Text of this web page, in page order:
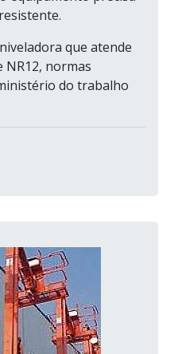
que atende
NR12, normas
do trabalho